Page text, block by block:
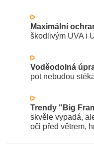
Maximální
škodlivým UVA i
Voděodolná
pot nebudou
Trendy "Big
skvěle vypadá,
oči před větrem,